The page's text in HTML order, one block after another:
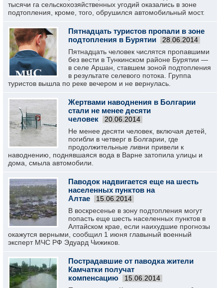
тысячи га сельскохозяйственных угодий оказались в зоне
подтопления, кроме, того, обрушился автомобильный мост.
Пятнадцать туристов пропали в зоне
подтопления в Бурятии
28.06.2014
Пятнадцать человек числятся пропавшими
без вести в Тункинском районе Бурятии —
в селе Аршан, ставшем зоной подтопления
в результате селевого потока. Группа
туристов вышла по реке вечером и не вернулась.
Жертвами наводнения в Болгарии
стали не менее десяти
человек
20.06.2014
Не менее десяти человек, включая детей,
погибли в четверг в Болгарии, где
продолжительные ливни привели к
наводнению, поднявшаяся вода в Варне затопила улицы и
дома, смыла автомобили.
Паводок надвигается еще на шесть
населенных пунктов на
Алтае
15.06.2014
В воскресенье в зону подтопления могут
попасть еще шесть населенных пунктов в
Алтайском крае, если наихудшие прогнозы
окажутся верными, сообщил 1 июня главыный военный
эксперт МЧС РФ Эдуард Чижиков.
Пострадавшие от паводка жители
Камчатки получат
компенсацию
15.06.2014